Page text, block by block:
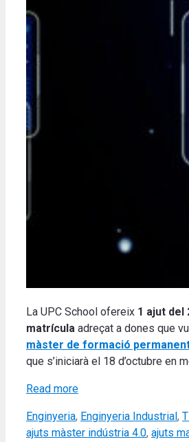
La UPC School ofereix 1 ajut del
matrícula adreçat a dones que
màster de formació
que s’iniciarà el 18 d’octubre en
Read more
Categories
Enginyeria, Enginyeria Industrial ,
ajuts màster indústria 4.0, ajuts